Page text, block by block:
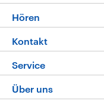
Programm
Die
Neue
Hören
Livestream
Podcasts
Kontakt
Hörerservice
Service
FAQ
Über uns